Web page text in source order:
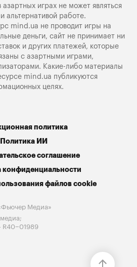
играх не может являться
альтернативой работе.
mind.ua не проводит игры на
деньги, сайт не принимает ни
и других платежей, которые
с азартными играми,
Какие-либо материалы
mind.ua публикуются
целях.
политика
Политика ИИ
соглашение
конфиденциальности
файлов cookie
Медиа»
R40−01989